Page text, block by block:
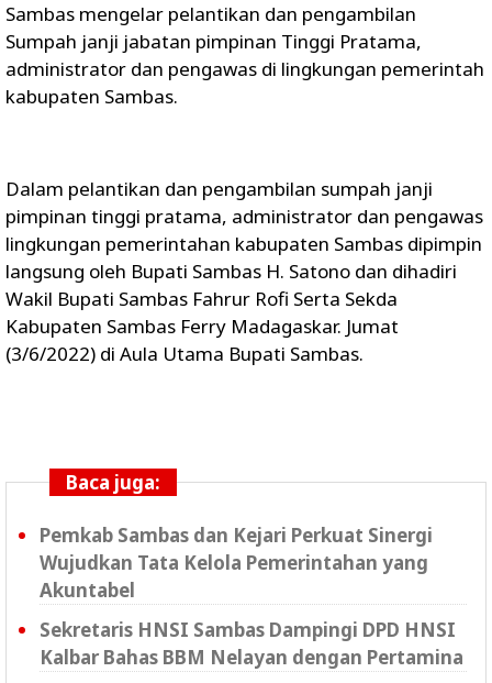
Sambas mengelar pelantikan dan pengambilan
Sumpah janji jabatan pimpinan Tinggi Pratama,
administrator dan pengawas di lingkungan pemerintah
kabupaten Sambas.
Dalam pelantikan dan pengambilan sumpah janji
pimpinan tinggi pratama, administrator dan pengawas
lingkungan pemerintahan kabupaten Sambas dipimpin
langsung oleh Bupati Sambas H. Satono dan dihadiri
Wakil Bupati Sambas Fahrur Rofi Serta Sekda
Kabupaten Sambas Ferry Madagaskar. Jumat
(3/6/2022) di Aula Utama Bupati Sambas.
Baca juga:
Pemkab Sambas dan Kejari Perkuat Sinergi
Wujudkan Tata Kelola Pemerintahan yang
Akuntabel
Sekretaris HNSI Sambas Dampingi DPD HNSI
Kalbar Bahas BBM Nelayan dengan Pertamina